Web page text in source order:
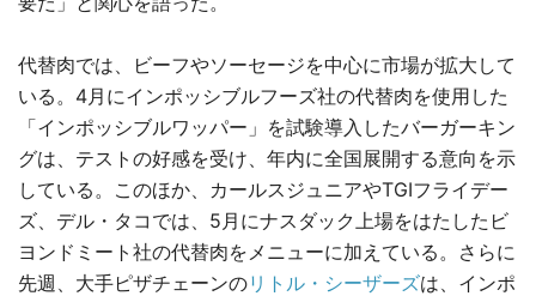
代替肉では、ビーフやソーセージを中心に市場が拡大して
いる。4月にインポッシブルフーズ社の代替肉を使用した
「インポッシブルワッパー」を試験導入したバーガーキン
グは、テストの好感を受け、年内に全国展開する意向を示
している。このほか、カールスジュニアやTGIフライデー
ズ、デル・タコでは、5月にナスダック上場をはたしたビ
ヨンドミート社の代替肉をメニューに加えている。さらに
先週、大手ピザチェーンのリトル・シーザーズは、インポ